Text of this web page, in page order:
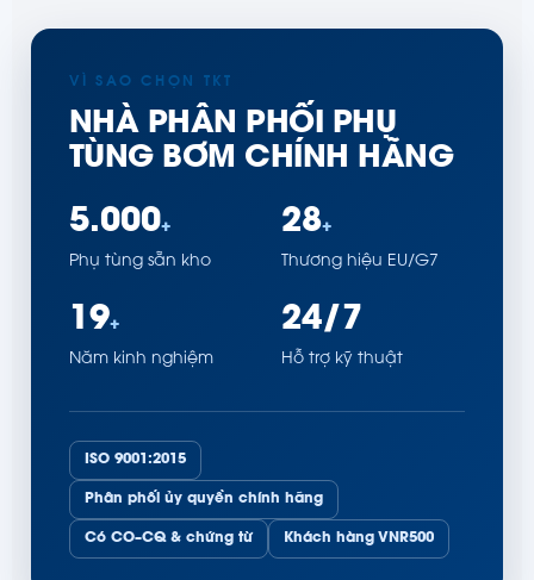
VÌ SAO CHỌN TKT
NHÀ PHÂN PHỐI PHỤ
TÙNG BƠM CHÍNH HÃNG
5.000+
Phụ tùng sẵn kho
28+
Thương hiệu EU/G7
19+
Năm kinh nghiệm
24/7
Hỗ trợ kỹ thuật
ISO 9001:2015
Phân phối ủy quyền chính hãng
Có CO–CQ & chứng từ Khách hàng VNR500